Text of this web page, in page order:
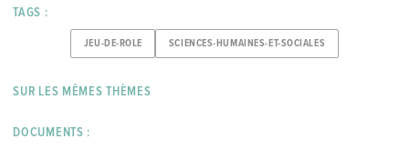
TAGS :
JEU-DE-ROLE SCIENCES-HUMAINES-ET-SOCIALES
SUR LES MÊMES THÈMES
DOCUMENTS :